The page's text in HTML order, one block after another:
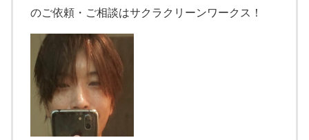
のご依頼・ご相談はサクラクリーンワークス！